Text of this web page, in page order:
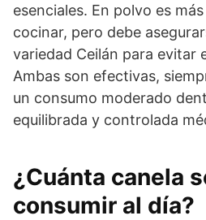
esenciales. En polvo es
cocinar, pero debe
variedad Ceilán para evitar
Ambas son efectivas,
un consumo moderado
equilibrada y controlada
¿Cuánta canela
consumir al día?